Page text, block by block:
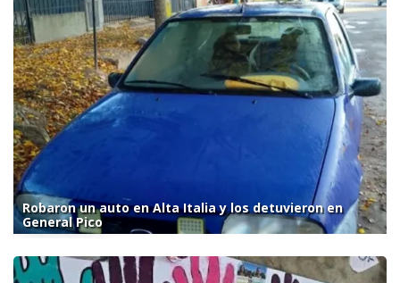
Robaron un auto en Alta Italia y los detuvieron en
General Pico